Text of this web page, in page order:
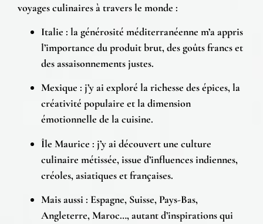
voyages culinaires à travers le monde :
Italie : la générosité méditerranéenne m’a appris
l’importance duproduit brut, des goûts francs et
des assaisonnements justes.
Mexique : j’y ai exploré la richesse desépices, la
créativité populaire et la dimension
émotionnelle de la cuisine.
Île Maurice : j’y ai découvert une culture
culinaire métissée, issue d’influences indiennes,
créoles, asiatiques et françaises.
Mais aussi : Espagne, Suisse, Pays-Bas,
Angleterre, Maroc…, autant d’inspirations qui